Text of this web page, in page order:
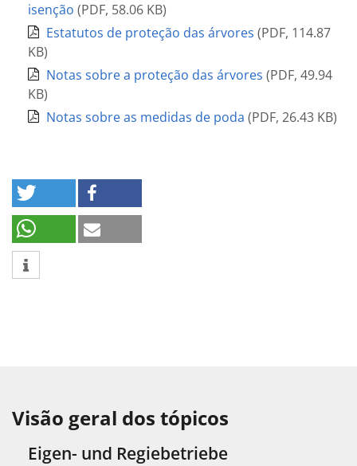
isenção (PDF, 58.06 KB)
Estatutos de proteção das árvores (PDF, 114.87
KB)
Notas sobre a proteção das árvores (PDF, 49.94
KB)
Notas sobre as medidas de poda (PDF, 26.43 KB)
Visão geral dos tópicos
Eigen- und Regiebetriebe